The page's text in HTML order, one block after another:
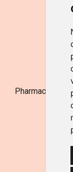
Pharmacie